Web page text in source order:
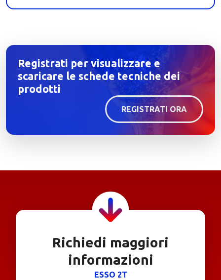
Registrati per visualizzare e
scaricare le schede tecniche dei
prodotti
REGISTRATI ORA
Richiedi maggiori
informazioni
ESSO 2T